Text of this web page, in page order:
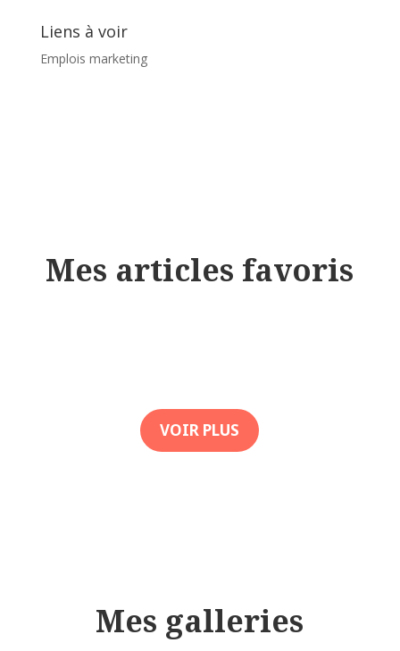
Liens à voir
Emplois marketing
Mes articles favoris
VOIR PLUS
Mes galleries